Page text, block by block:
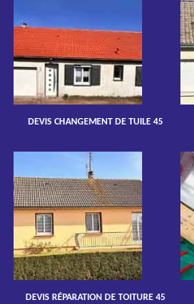
DEVIS CHANGEMENT DE TUILE 45
DEVIS RÉPARATION DE TOITURE 45